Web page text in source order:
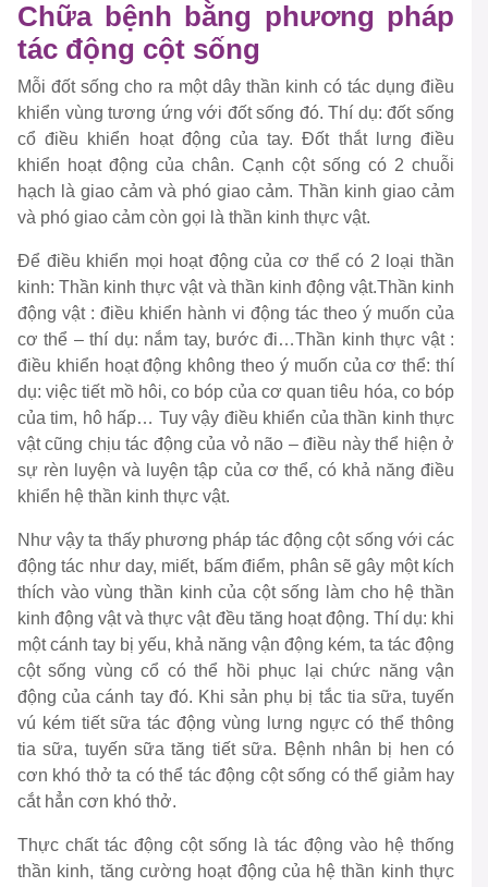
Chữa bệnh bằng phương pháp
tác động cột sống
Mỗi đốt sống cho ra một dây thần kinh có tác dụng điều
khiển vùng tương ứng với đốt sống đó. Thí dụ: đốt sống
cổ điều khiển hoạt động của tay. Đốt thắt lưng điều
khiển hoạt động của chân. Cạnh cột sống có 2 chuỗi
hạch là giao cảm và phó giao cảm. Thần kinh giao cảm
và phó giao cảm còn gọi là thần kinh thực vật.
Để điều khiển mọi hoạt động của cơ thể có 2 loại thần
kinh: Thần kinh thực vật và thần kinh động vật.Thần kinh
động vật : điều khiển hành vi động tác theo ý muốn của
cơ thể – thí dụ: nắm tay, bước đi…Thần kinh thực vật :
điều khiển hoạt động không theo ý muốn của cơ thể: thí
dụ: việc tiết mồ hôi, co bóp của cơ quan tiêu hóa, co bóp
của tim, hô hấp… Tuy vậy điều khiển của thần kinh thực
vật cũng chịu tác động của vỏ não – điều này thể hiện ở
sự rèn luyện và luyện tập của cơ thể, có khả năng điều
khiển hệ thần kinh thực vật.
Như vậy ta thấy phương pháp tác động cột sống với các
động tác như day, miết, bấm điểm, phân sẽ gây một kích
thích vào vùng thần kinh của cột sống làm cho hệ thần
kinh động vật và thực vật đều tăng hoạt động. Thí dụ: khi
một cánh tay bị yếu, khả năng vận động kém, ta tác động
cột sống vùng cổ có thể hồi phục lại chức năng vận
động của cánh tay đó. Khi sản phụ bị tắc tia sữa, tuyến
vú kém tiết sữa tác động vùng lưng ngực có thể thông
tia sữa, tuyến sữa tăng tiết sữa. Bệnh nhân bị hen có
cơn khó thở ta có thể tác động cột sống có thể giảm hay
cắt hẳn cơn khó thở.
Thực chất tác động cột sống là tác động vào hệ thống
thần kinh, tăng cường hoạt động của hệ thần kinh thực